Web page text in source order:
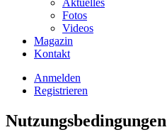
Aktuelles
Fotos
Videos
Magazin
Kontakt
Anmelden
Registrieren
Nutzungsbedingungen